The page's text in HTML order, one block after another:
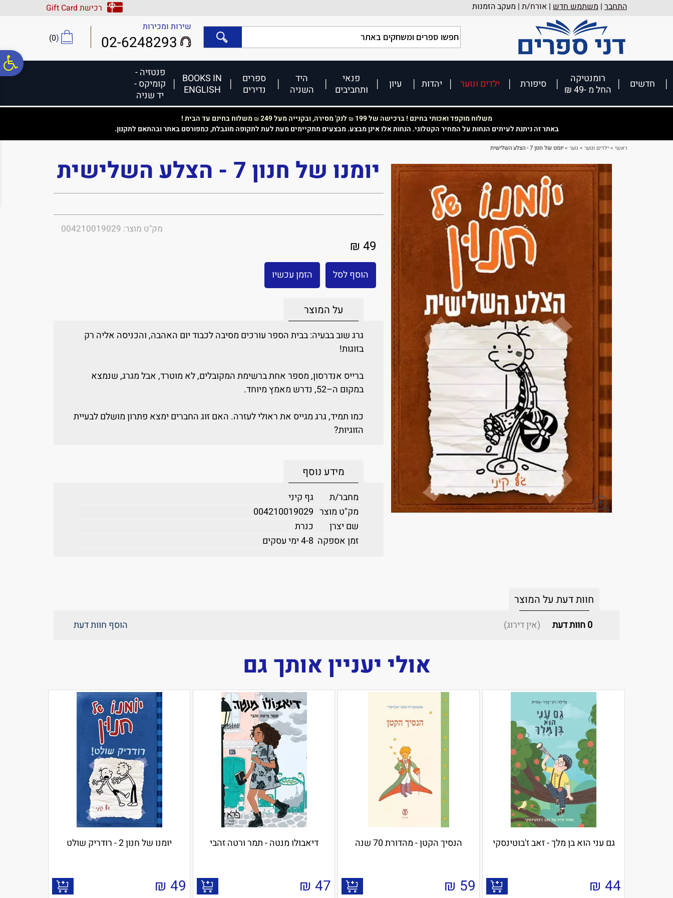
נגישות
אתר
המרכזי
התחבר | משתמש חדש | אורח/ת | מעקב הזמנות
רכישת Gift Card
שירות ומכירות
02-6248293
(
0
)
חדשים
רומנטיקה
החל מ -49 ₪
סיפורת ילדים ונוער יהדות עיון
פנאי
ותחביבים
היד
השניה
ספרים
נדירים
BOOKS IN
ENGLISH
פנטזיה -
קומיקס -
יד שניה
משלוח מוקפד ואכותי בחינם ! ברכישה של 199 ₪ לנק' מסירה, ובקנייה מעל 249 ₪משלוח בחינם עד הבית !
באתר זה ניתנת לעיתים הנחות על המחיר הקטלוגי. הנחות אלו אינן מבצע. מבצעים מתקיימים מעת לעת לתקופה מוגבלת, כמפורסם באתר ובהתאם לתקנון.
ראשי >ילדים ונוער > נוער >יומנו של חנון 7 - הצלע השלישית
יומנו של חנון 7 - הצלע השלישית
מק"ט מוצר: 004210019029
49 ₪
הוסף לסל הזמן עכשיו
על המוצר
גרג שוב בבעיה: בבית הספר עורכים מסיבה לכבוד יום האהבה, והכניסה אליה רק
בזוגות!
ברייס אנדרסון, מספר אחת ברשימת המקובלים, לא מוטרד, אבל מגרג, שנמצא
במקום ה–52, נדרש מאמץ מיוחד.
כמו תמיד, גרג מגייס את ראולי לעזרה. האם זוג החברים ימצא פתרון מושלם לבעיית
הזוגיות?
מידע נוסף
מחבר/ת
גף קיני
מק"ט מוצר 004210019029
שם יצרן
כנרת
זמן אספקה 4-8 ימי עסקים
חוות דעת על המוצר
0חוות דעת (אין דירוג) הוסף חוות דעת
אולי יעניין אותך גם
גם עני הוא בן מלך - זאב ז'בוטינסקי
44
₪
הנסיך הקטן - מהדורת 70 שנה
59
₪
דיאבולו מנטה - תמר ורטה זהבי
47
₪
יומנו של חנון 2 - רודריק שולט
49
₪